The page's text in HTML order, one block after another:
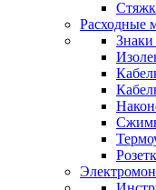
Расходные
Знаки